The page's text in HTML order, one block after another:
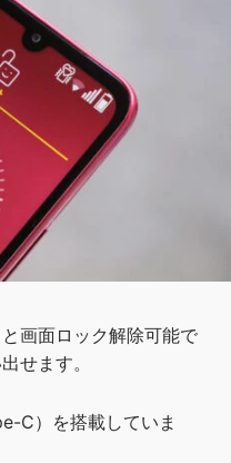
画面ロック解除可能で
せます。
C）を搭載していま